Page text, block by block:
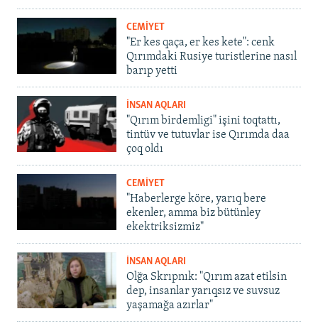
CEMİYET
"Er kes qaça, er kes kete": cenk
Qırımdaki Rusiye turistlerine nasıl
barıp yetti
İNSAN AQLARI
"Qırım birdemligi" işini toqtattı,
tintüv ve tutuvlar ise Qırımda daa
çoq oldı
CEMİYET
"Haberlerge köre, yarıq bere
ekenler, amma biz bütünley
ekektriksizmiz"
İNSAN AQLARI
Olğa Skrıpnık: "Qırım azat etilsin
dep, insanlar yarıqsız ve suvsuz
yaşamağa azırlar"